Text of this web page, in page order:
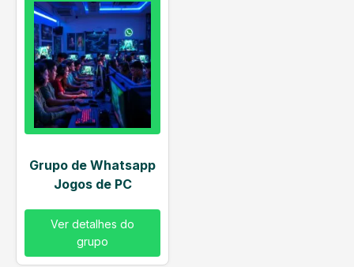
Grupo de Whatsapp
Jogos de PC
Ver detalhes do
grupo